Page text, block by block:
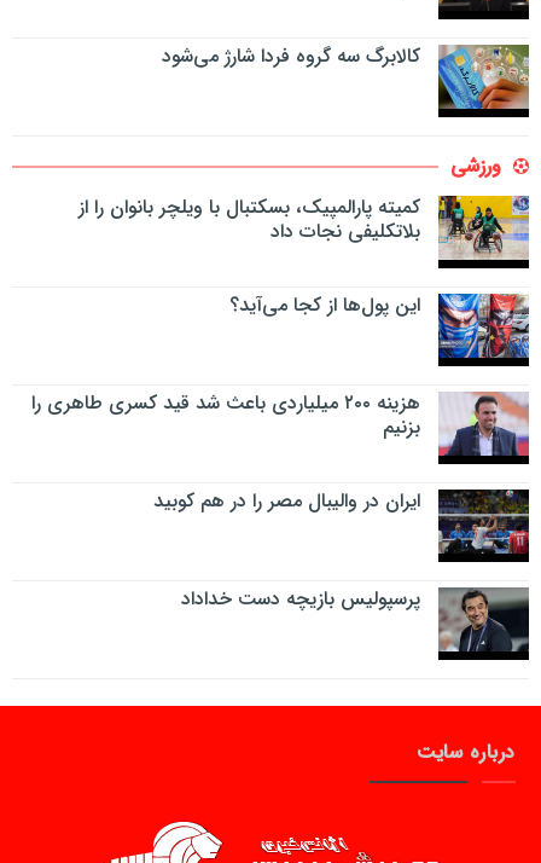
کالابرگ سه گروه فردا شارژ می‌شود
ورزشی
کمیته پارالمپیک، بسکتبال با ویلچر بانوان را از
بلاتکلیفی نجات داد
این پول‌ها از کجا می‌آید؟
هزینه ۲۰۰ میلیاردی باعث شد قید کسری طاهری را
بزنیم
ایران در والیبال مصر را در هم کوبید
پرسپولیس بازیچه دست خداداد
درباره سایت